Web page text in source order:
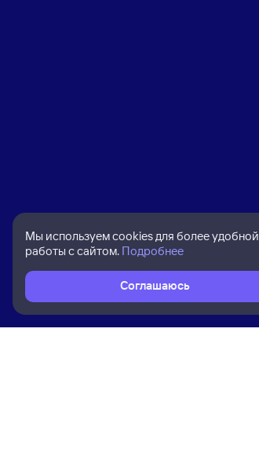
Мы используем cookies для более удобной
работы с сайтом. Подробнее
Соглашаюсь